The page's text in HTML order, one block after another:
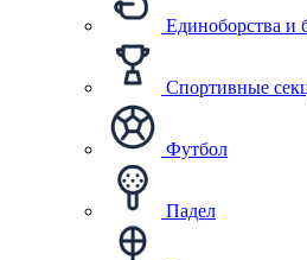
Единоборства и
Спортивные
Футбол
Падел